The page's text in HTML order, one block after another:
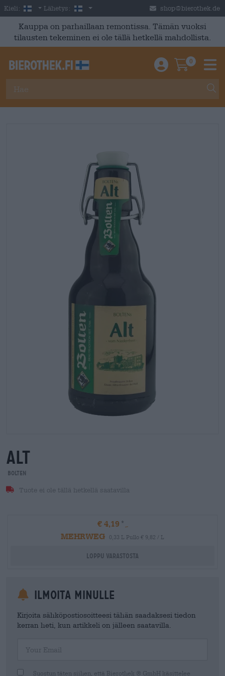
Skip to main content
Kieli: Finnish
Lähetys: Suomi shop@bierothek.de
Kauppa on parhaillaan remontissa. Tämän vuoksi
tilausten tekeminen ei ole tällä hetkellä mahdollista.
Einloggen /
0
alt
Bolten
Tuote ei ole tällä hetkellä saatavilla
€ 4,19
MEHRWEG
0,33 L Pullo € 9,82 / L
Loppu varastosta
Ilmoita minulle
Kirjoita sähköpostiosoitteesi tähän saadaksesi tiedon
kerran heti, kun artikkeli on jälleen saatavilla.
Suostun täten siihen, että Bierothek ® GmbH käsittelee